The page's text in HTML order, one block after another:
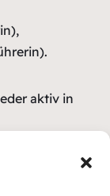
aktiv in
&